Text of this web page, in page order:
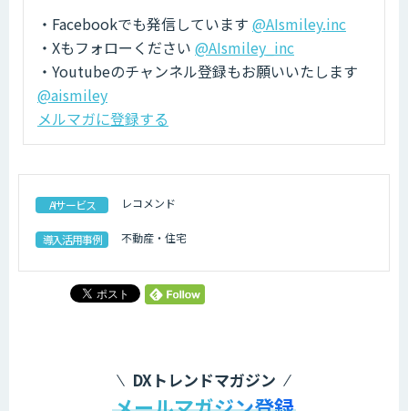
・Facebookでも発信しています @AIsmiley.inc
・Xもフォローください @AIsmiley_inc
・Youtubeのチャンネル登録もお願いいたします
@aismiley
メルマガに登録する
AIサービス レコメンド
導入活用事例 不動産・住宅
DXトレンドマガジン